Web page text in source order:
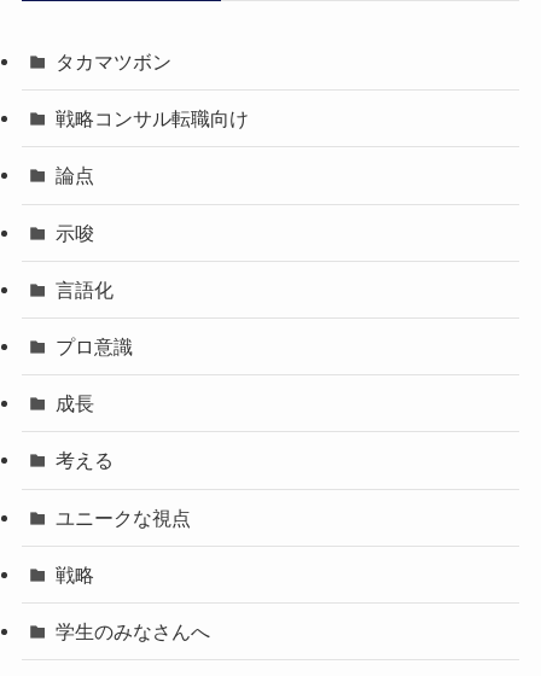
タカマツボン
戦略コンサル転職向け
論点
示唆
言語化
プロ意識
成長
考える
ユニークな視点
戦略
学生のみなさんへ